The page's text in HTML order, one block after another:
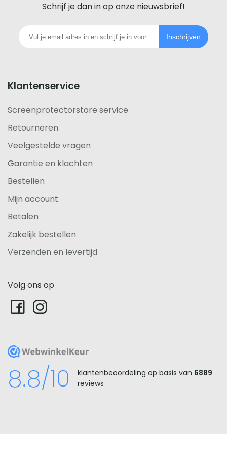
iedere
telefoon
Schrijf je dan in op onze nieuwsbrief!
Inschrijven
Klantenservice
Screenprotectorstore service
Retourneren
Veelgestelde vragen
Garantie en klachten
Bestellen
Mijn account
Betalen
Zakelijk bestellen
Verzenden en levertijd
Volg ons op
WebwinkelKeur
8.8/10 klantenbeoordeling op basis van 6889
reviews